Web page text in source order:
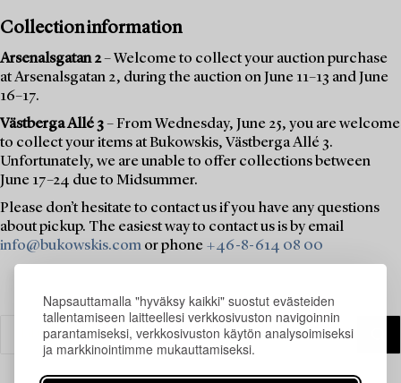
Napsauttamalla "hyväksy kaikki" suostut evästeiden
tallentamiseen laitteellesi verkkosivuston navigoinnin
parantamiseksi, verkkosivuston käytön analysoimiseksi
ja markkinointimme mukauttamiseksi.
Collection information
Arsenalsgatan 2– Welcome to collect your auction purchase
at Arsenalsgatan 2, during the auction on June 11–13 and June
16–17.
Västberga Allé 3– From Wednesday, June 25, you are welcome
to collect your items at Bukowskis, Västberga Allé 3.
Unfortunately, we are unable to offer collections between
June 17–24 due to Midsummer.
Please don’t hesitate to contact us if you have any questions
about pickup. The easiest way to contact us is by email
info@bukowskis.com or phone +46-8-614 08 00